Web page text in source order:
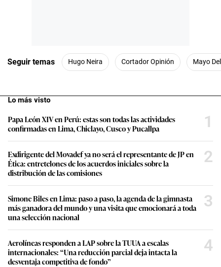
Seguir temas Hugo Neira Cortador Opinión Mayo
Lo más visto
Papa León XIV en Perú: estas son todas las actividades
confirmadas en Lima, Chiclayo, Cusco y Pucallpa
1
Exdirigente del Movadef ya no será el representante de JP en
Ética: entretelones de los acuerdos iniciales sobre la
distribución de las comisiones
2
Simone Biles en Lima: paso a paso, la agenda de la gimnasta
más ganadora del mundo y una visita que emocionará a toda
una selección nacional
3
Aerolíneas responden a LAP sobre la TUUA a escalas
internacionales: “Una reducción parcial deja intacta la
desventaja competitiva de fondo”
4